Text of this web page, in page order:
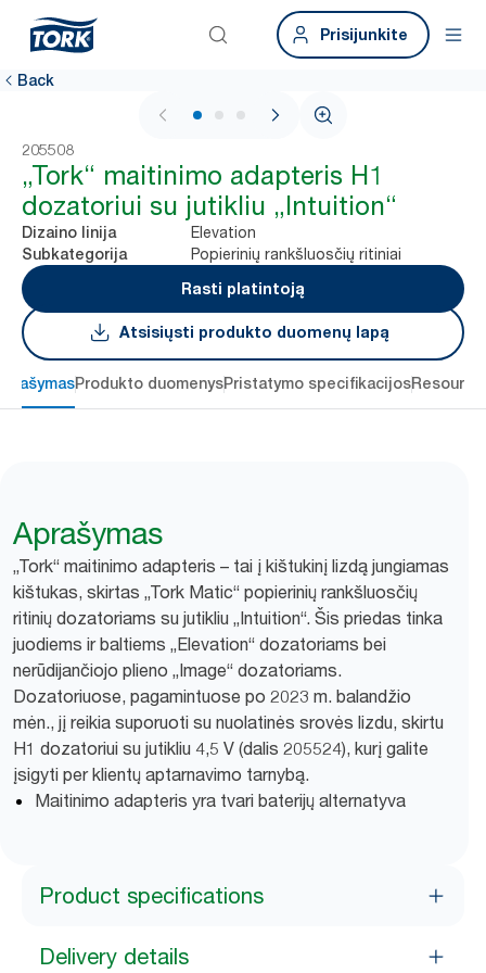
Prisijunkite
Back
1 / 3
205508
„Tork“ maitinimo adapteris H1
dozatoriui su jutikliu „Intuition“
Dizaino linija Elevation
Subkategorija
Popierinių rankšluosčių ritiniai
Rasti platintoją
Atsisiųsti produkto duomenų lapą
Produkto duomenysPristatymo specifikacijos
Aprašymas
„Tork“ maitinimo adapteris – tai į kištukinį lizdą jungiamas
kištukas, skirtas „Tork Matic“ popierinių rankšluosčių
ritinių dozatoriams su jutikliu „Intuition“. Šis priedas tinka
juodiems ir baltiems „Elevation“ dozatoriams bei
nerūdijančiojo plieno „Image“ dozatoriams.
Dozatoriuose, pagamintuose po 2023 m. balandžio
mėn., jį reikia suporuoti su nuolatinės srovės lizdu, skirtu
H1 dozatoriui su jutikliu 4,5 V (dalis 205524), kurį galite
įsigyti per klientų aptarnavimo tarnybą.
Maitinimo adapteris yra tvari baterijų alternatyva
Product specifications
Delivery details